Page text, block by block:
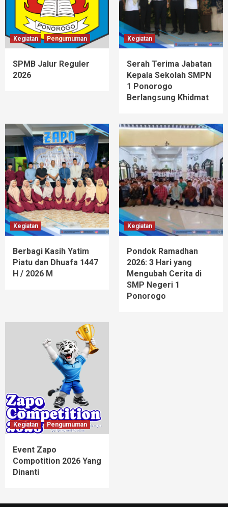
Kegiatan Pengumuman
SPMB Jalur Reguler
2026
Kegiatan
Serah Terima Jabatan
Kepala Sekolah SMPN
1 Ponorogo
Berlangsung Khidmat
Kegiatan
Berbagi Kasih Yatim
Piatu dan Dhuafa 1447
H / 2026 M
Kegiatan
Pondok Ramadhan
2026: 3 Hari yang
Mengubah Cerita di
SMP Negeri 1
Ponorogo
Kegiatan Pengumuman
Event Zapo
Compotition 2026 Yang
Dinanti